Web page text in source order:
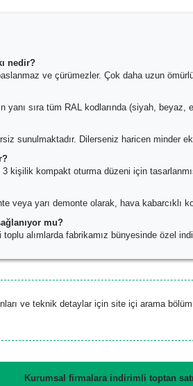
nedir?
ve çürümezler. Çok daha uzun
yanı sıra tüm RAL kodlarında (siyah,
sunulmaktadır. Dilerseniz haricen minder
kişilik kompakt oturma düzeni için
veya yarı demonte olarak, hava kabarcıklı
mu?
alımlarda fabrikamız bünyesinde özel
ve teknik detaylar için site içi arama
Kurumsal firmalara indirimli toptan